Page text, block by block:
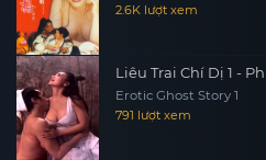
2.6K lượt xem
Liêu Trai Chí Dị 1 -
Erotic Ghost Story 1
791 lượt xem